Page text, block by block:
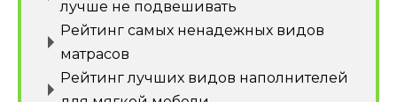
лучше не подвешивать
Рейтинг самых ненадежных видов
матрасов
Рейтинг лучших видов наполнителей